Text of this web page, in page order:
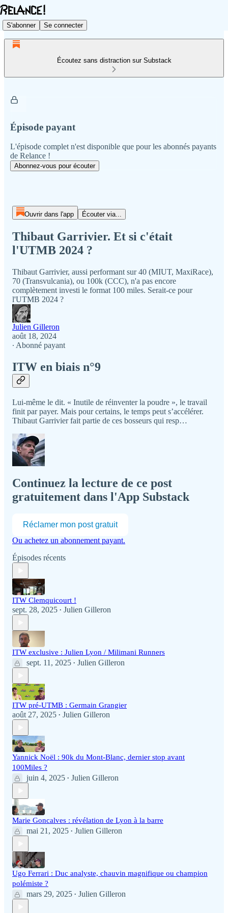
S'abonner Se connecter
Écoutez sans distraction sur Substack
Épisode payant
L'épisode complet n'est disponible que pour les abonnés payants
de Relance !
Abonnez-vous pour écouter
Ouvrir dans l'app Écouter via...
Thibaut Garrivier. Et si c'était
l'UTMB 2024 ?
Thibaut Garrivier, aussi performant sur 40 (MIUT, MaxiRace),
70 (Transvulcania), ou 100k (CCC), n'a pas encore
complètement investi le format 100 miles. Serait-ce pour
l'UTMB 2024 ?
Julien Gilleron
août 18, 2024
∙ Abonné payant
ITW en biais n°9
Lui-même le dit. « Inutile de réinventer la poudre », le travail
finit par payer. Mais pour certains, le temps peut s’accélérer.
Thibaut Garrivier fait partie de ces bosseurs qui resp…
Continuez la lecture de ce post
gratuitement dans l'App Substack
Réclamer mon post gratuit
Ou achetez un abonnement payant.
Épisodes récents
ITW Clemquicourt !
sept. 28, 2025 • Julien Gilleron
ITW exclusive : Julien Lyon / Milimani Runners
sept. 11, 2025 • Julien Gilleron
ITW pré-UTMB : Germain Grangier
août 27, 2025 • Julien Gilleron
Yannick Noël : 90k du Mont-Blanc, dernier stop avant
100Miles ?
juin 4, 2025 • Julien Gilleron
Marie Goncalves : révélation de Lyon à la barre
mai 21, 2025 • Julien Gilleron
Ugo Ferrari : Duc analyste, chauvin magnifique ou champion
polémiste ?
mars 29, 2025 • Julien Gilleron